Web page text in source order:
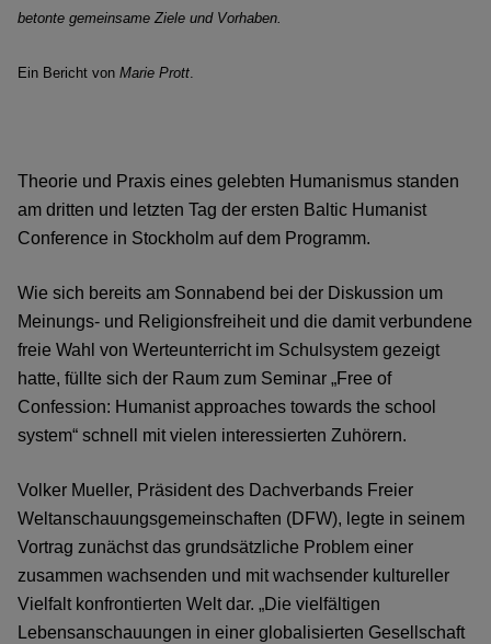
betonte gemeinsame Ziele und Vorhaben.
Ein Bericht vonMarie Prott.
Theorie und Praxis eines gelebten Humanismus standen
am dritten und letzten Tag der ersten Baltic Humanist
Conference in Stockholm auf dem Programm.
Wie sich bereits am Sonnabend bei der Diskussion um
Meinungs- und Religionsfreiheit und die damit verbundene
freie Wahl von Werteunterricht im Schulsystem gezeigt
hatte, füllte sich der Raum zum Seminar „Free of
Confession: Humanist approaches towards the school
system“ schnell mit vielen interessierten Zuhörern.
Volker Mueller, Präsident des Dachverbands Freier
Weltanschauungsgemeinschaften (DFW), legte in seinem
Vortrag zunächst das grundsätzliche Problem einer
zusammen wachsenden und mit wachsender kultureller
Vielfalt konfrontierten Welt dar. „Die vielfältigen
Lebensanschauungen in einer globalisierten Gesellschaft